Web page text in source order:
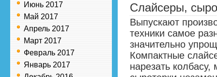
Июнь 2017
Май 2017
Апрель 2017
Март 2017
Февраль 2017
Январь 2017
Слайсеры,
Выпускают
техники самое
значительно
Компактные
нарезать